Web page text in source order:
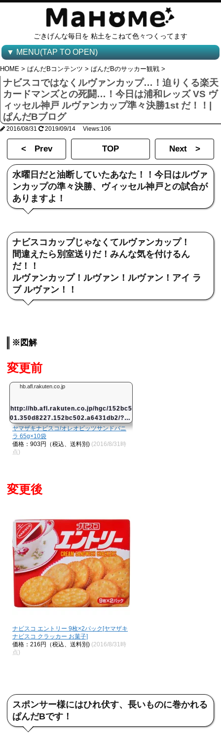
ごきげんな毎日を 粘土をこねて色々つくってます
▼ MENU(TAP TO OPEN)
HOME > ぱんだBコンテンツ > ぱんだBのサッカー観戦 >
ナビスコではなくルヴァンカップ…！迫りくる楽天
カードマンズとの死闘…！今日は浦和レッズ VS ヴ
ィッセル神戸 ルヴァンカップ準々決勝1st だ！！|
ぱんだBブログ
2016/08/31 2019/09/14 Views:106
< Prev TOP Next >
水曜日だと油断していたあなた！！今日はルヴァ
ンカップの準々決勝、ヴィッセル神戸との試合が
ありますよ！
ナビスコカップじゃなくてルヴァンカップ！
間違えたら別室送りだ！みんな気を付けるん
だ！！
ルヴァンカップ！ルヴァン！ルヴァン！アイ ラ
ブ ルヴァン！！
※図解
変更前
hb.afl.rakuten.co.jp
http://hb.afl.rakuten.co.jp/hgc/152bc5
01.350d8227.152bc502.a6431db2/?pc
=http://item.rakuten.co.jp/cocodeco
w/771444&#038;#03...
ヤマザキナビスコ/オレオビッツサンドバニ
ラ 65g×10袋
価格：903円（税込、送料別) (2016/8/31時
点)
変更後
ナビスコ エントリー 9枚×2パック[ヤマザキ
ナビスコ クラッカー お菓子]
価格：216円（税込、送料別) (2016/8/31時
点)
スポンサー様にはひれ伏す、長いものに巻かれる
ぱんだBです！